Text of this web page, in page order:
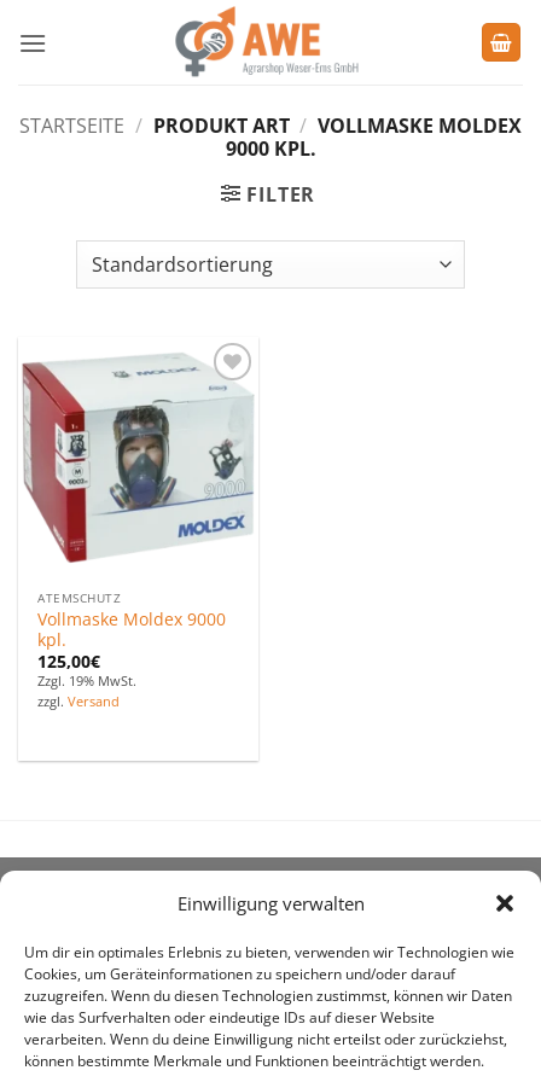
Einwilligung verwalten
Um dir ein optimales Erlebnis zu bieten, verwenden wir Technologien wie
Cookies, um Geräteinformationen zu speichern und/oder darauf
zuzugreifen. Wenn du diesen Technologien zustimmst, können wir Daten
wie das Surfverhalten oder eindeutige IDs auf dieser Website
verarbeiten. Wenn du deine Einwilligung nicht erteilst oder zurückziehst,
können bestimmte Merkmale und Funktionen beeinträchtigt werden.
Inhalt
STARTSEITE / PRODUKT ART / VOLLMASKE MOLDEX
9000 KPL.
FILTER
Zu den
ATEMSCHUTZ
Vollmaske Moldex 9000
kpl.
125,00€
Zzgl. 19% MwSt.
zzgl.Versand